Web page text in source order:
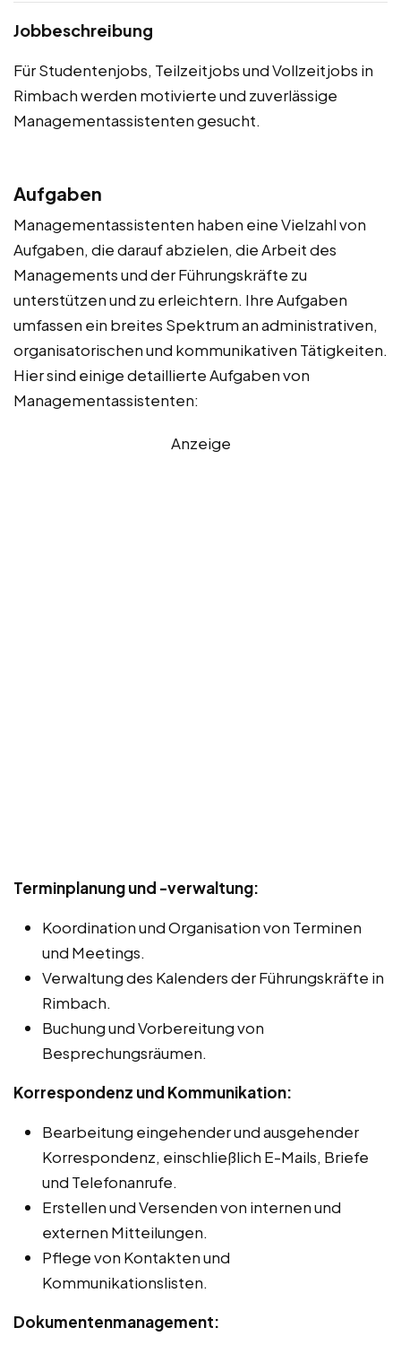
Jobbeschreibung
Für Studentenjobs, Teilzeitjobs und Vollzeitjobs in
Rimbach werden motivierte und zuverlässige
Managementassistenten gesucht.
Aufgaben
Managementassistenten haben eine Vielzahl von
Aufgaben, die darauf abzielen, die Arbeit des
Managements und der Führungskräfte zu
unterstützen und zu erleichtern. Ihre Aufgaben
umfassen ein breites Spektrum an administrativen,
organisatorischen und kommunikativen Tätigkeiten.
Hier sind einige detaillierte Aufgaben von
Managementassistenten:
Anzeige
Terminplanung und -verwaltung:
Koordination und Organisation von Terminen
und Meetings.
Verwaltung des Kalenders der Führungskräfte in
Rimbach.
Buchung und Vorbereitung von
Besprechungsräumen.
Korrespondenz und Kommunikation:
Bearbeitung eingehender und ausgehender
Korrespondenz, einschließlich E-Mails, Briefe
und Telefonanrufe.
Erstellen und Versenden von internen und
externen Mitteilungen.
Pflege von Kontakten und
Kommunikationslisten.
Dokumentenmanagement: